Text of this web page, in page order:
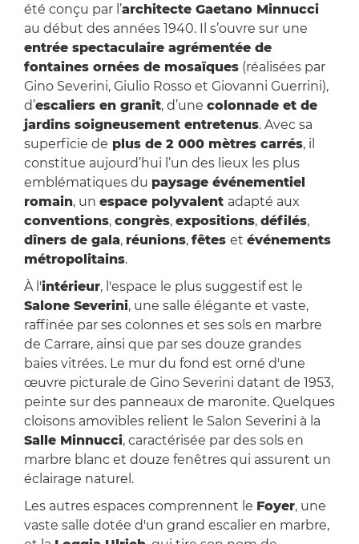
été conçu par l’architecte Gaetano Minnucci
au début des années 1940. Il s’ouvre sur une
entrée spectaculaire agrémentée de
fontaines ornées de mosaïques(réalisées par
Gino Severini, Giulio Rosso et Giovanni Guerrini),
d’escaliers en granit, d’une colonnade et de
jardins soigneusement entretenus. Avec sa
superficie de plus de 2 000 mètres carrés, il
constitue aujourd’hui l’un des lieux les plus
emblématiques du paysage événementiel
romain, un espace polyvalent adapté aux
conventions, congrès, expositions, défilés,
dîners de gala, réunions, fêtes et événements
métropolitains.
À l'intérieur, l'espace le plus suggestif est le
Salone Severini, une salle élégante et vaste,
raffinée par ses colonnes et ses sols en marbre
de Carrare, ainsi que par ses douze grandes
baies vitrées. Le mur du fond est orné d'une
œuvre picturale de Gino Severini datant de 1953,
peinte sur des panneaux de maronite. Quelques
cloisons amovibles relient le Salon Severini à la
Salle Minnucci, caractérisée par des sols en
marbre blanc et douze fenêtres qui assurent un
éclairage naturel.
Les autres espaces comprennent le Foyer, une
vaste salle dotée d'un grand escalier en marbre,